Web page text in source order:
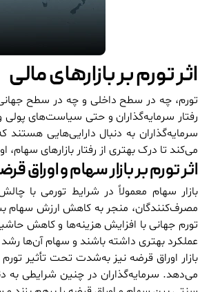
اثر تورم بر بازارهای مالی
تورم، چه در سطح داخلی و چه در سطح جهانی،
رفتار سرمایه‌گذاران و حتی سیاست‌های پولی
سرمایه‌گذاران به دنبال دارایی‌هایی
می‌کند تا درک بهتری از رفتار بازارهای
اثر تورم بر بازار سهام و اوراق
بازار سهام معمولاً در شرایط تورمی
مصرف‌کنندگان، منجر به کاهش ارزش سهام
تورم جهانی با افزایش هزینه‌ها و کاهش
عملکرد بهتری داشته باشند و سهام آن‌ها
بازار اوراق قرضه نیز به‌شدت تحت تأثیر
می‌دهد. سرمایه‌گذاران در چنین شرایطی به